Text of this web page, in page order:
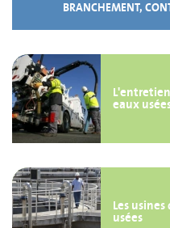
BRANCHEMENT,
eaux
Les
usées